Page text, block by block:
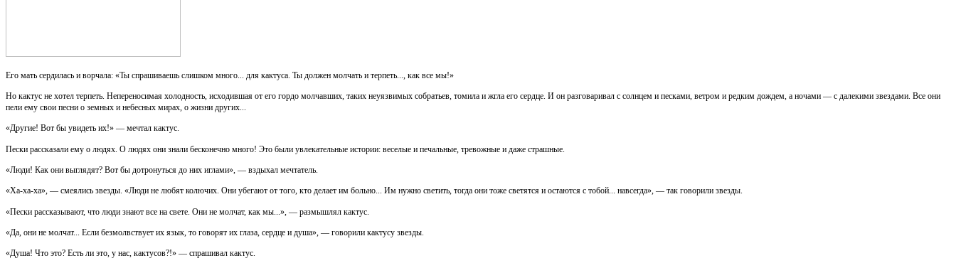
Его мать сердилась и ворчала: «Ты спрашиваешь слишком много... для кактуса. Ты должен молчать и терпеть..., как все мы!»
Но кактус не хотел терпеть. Непереносимая холодность, исходившая от его гордо молчавших, таких неуязвимых собратьев, томила и жгла его сердце. И он разговаривал с солнцем и песками, ветром и редким дождем, а ночами — с далекими звездами. Все они
пели ему свои песни о земных и небесных мирах, о жизни других...
«Другие! Вот бы увидеть их!» — мечтал кактус.
Пески рассказали ему о людях. О людях они знали бесконечно много! Это были увлекательные истории: веселые и печальные, тревожные и даже страшные.
«Люди! Как они выглядят? Вот бы дотронуться до них иглами», — вздыхал мечтатель.
«Ха-ха-ха», — смеялись звезды. «Люди не любят колючих. Они убегают от того, кто делает им больно... Им нужно светить, тогда они тоже светятся и остаются с тобой... навсегда», — так говорили звезды.
«Пески рассказывают, что люди знают все на свете. Они не молчат, как мы...», — размышлял кактус.
«Да, они не молчат... Если безмолвствует их язык, то говорят их глаза, сердце и душа», — говорили кактусу звезды.
«Душа! Что это? Есть ли это, у нас, кактусов?!» — спрашивал кактус.